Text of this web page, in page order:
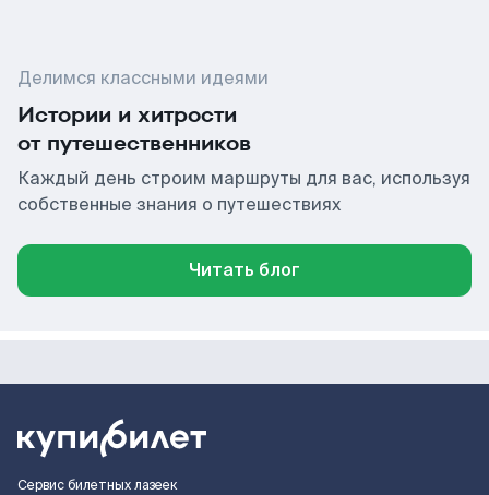
Делимся классными идеями
Истории и хитрости
от путешественников
Каждый день строим маршруты для вас, используя
собственные знания о путешествиях
Читать блог
Сервис билетных лазеек